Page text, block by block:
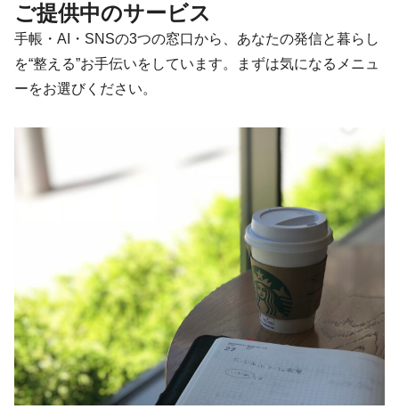
ご提供中のサービス
手帳・AI・SNSの3つの窓口から、あなたの発信と暮らし
を“整える”お手伝いをしています。まずは気になるメニュ
ーをお選びください。